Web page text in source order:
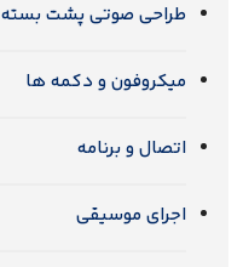
طراحی صوتی پشت بسته
میکروفون و دکمه ها
اتصال و برنامه
اجرای موسیقی